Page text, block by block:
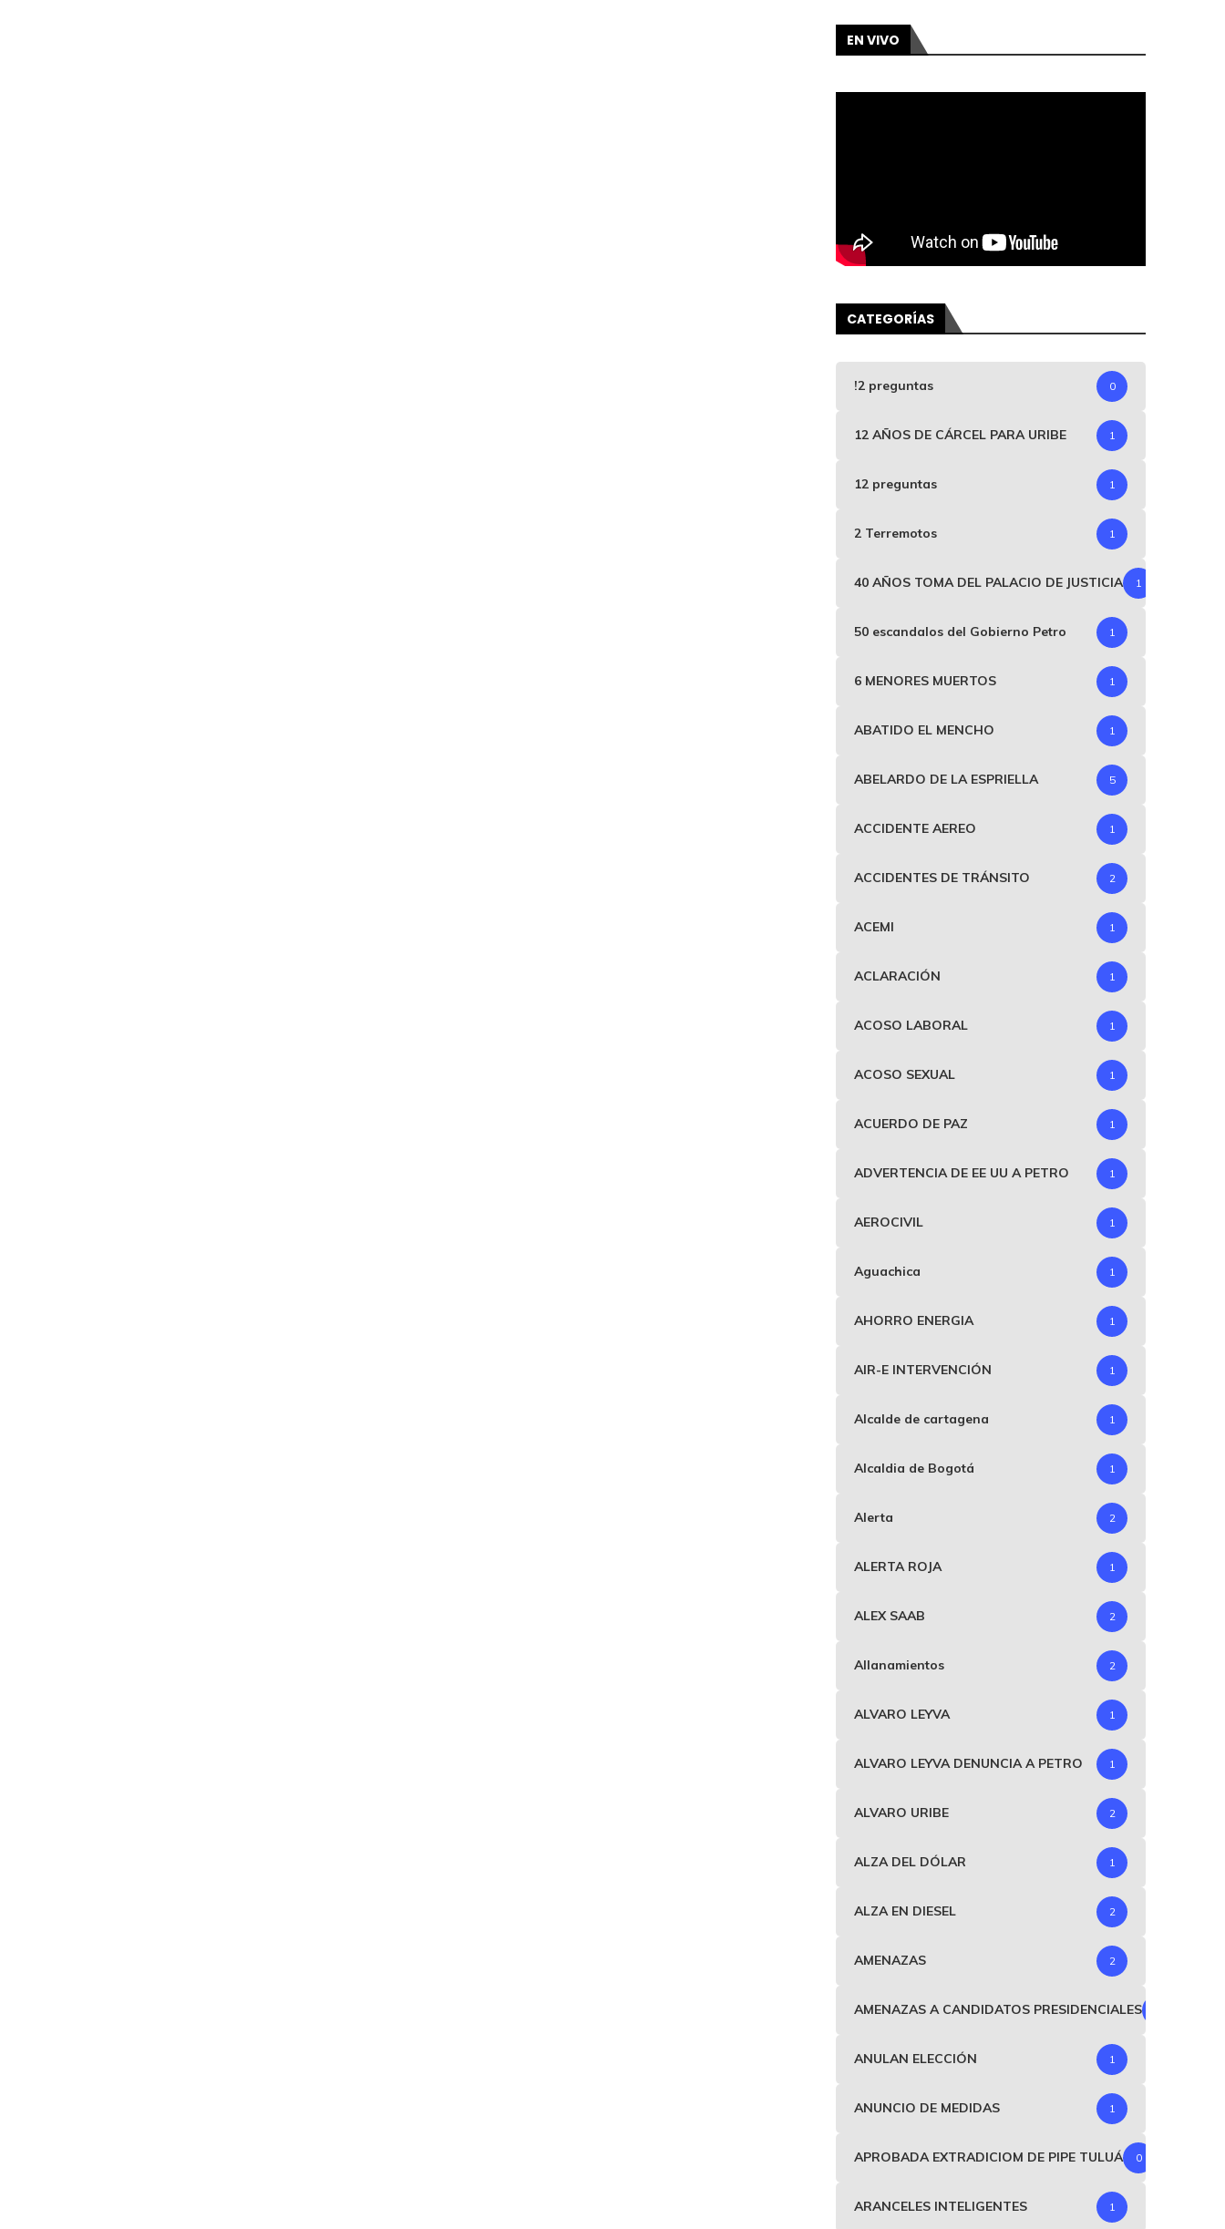
EN VIVO
CATEGORÍAS
!2 preguntas 0
12 AÑOS DE CÁRCEL PARA URIBE 1
12 preguntas 1
2 Terremotos 1
40 AÑOS TOMA DEL PALACIO DE JUSTICIA 1
50 escandalos del Gobierno Petro 1
6 MENORES MUERTOS 1
ABATIDO EL MENCHO 1
ABELARDO DE LA ESPRIELLA 5
ACCIDENTE AEREO 1
ACCIDENTES DE TRÁNSITO 2
ACEMI 1
ACLARACIÓN 1
ACOSO LABORAL 1
ACOSO SEXUAL 1
ACUERDO DE PAZ 1
ADVERTENCIA DE EE UU A PETRO 1
AEROCIVIL 1
Aguachica 1
AHORRO ENERGIA 1
AIR-E INTERVENCIÓN 1
Alcalde de cartagena 1
Alcaldia de Bogotá 1
Alerta 2
ALERTA ROJA 1
ALEX SAAB 2
Allanamientos 2
ALVARO LEYVA 1
ALVARO LEYVA DENUNCIA A PETRO 1
ALVARO URIBE 2
ALZA DEL DÓLAR 1
ALZA EN DIESEL 2
AMENAZAS 2
AMENAZAS A CANDIDATOS PRESIDENCIALES
ANULAN ELECCIÓN 1
ANUNCIO DE MEDIDAS 1
APROBADA EXTRADICIOM DE PIPE TULUÁ 0
ARANCELES INTELIGENTES 1